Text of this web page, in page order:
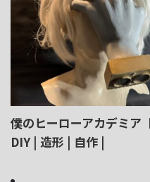
僕のヒーローアカデミア
DIY | 造形 | 自作 |